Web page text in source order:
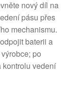
nový díl na
pásu přes
mechanismu.
baterii a
po
kontrolu vedení